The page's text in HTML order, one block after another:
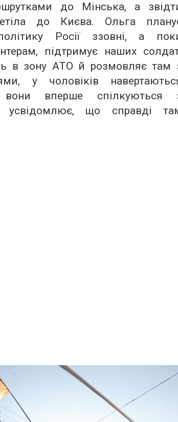
до Мінська, а
до Києва. Ольга
Росії ззовні, а
підтримує наших
в зону АТО й розмовляє там
у чоловіків
вперше спілкуються
усвідомлює, що справді